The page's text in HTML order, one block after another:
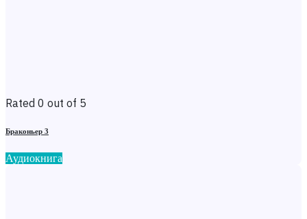
Rated 0 out of 5
Браконьер 3
Аудиокнига